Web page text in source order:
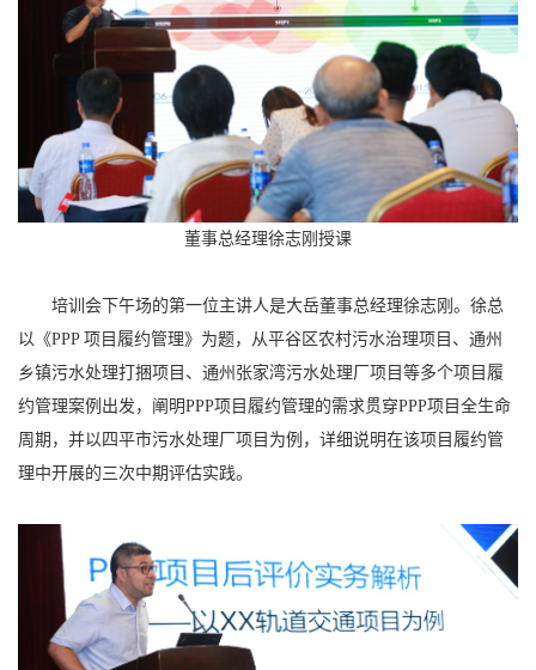
董事总经理徐志刚授课
培训会下午场的第一位主讲人是大岳董事总经理徐志刚。徐总
以《PPP 项目履约管理》为题，从平谷区农村污水治理项目、通州
乡镇污水处理打捆项目、通州张家湾污水处理厂项目等多个项目履
约管理案例出发，阐明PPP项目履约管理的需求贯穿PPP项目全生命
周期，并以四平市污水处理厂项目为例，详细说明在该项目履约管
理中开展的三次中期评估实践。